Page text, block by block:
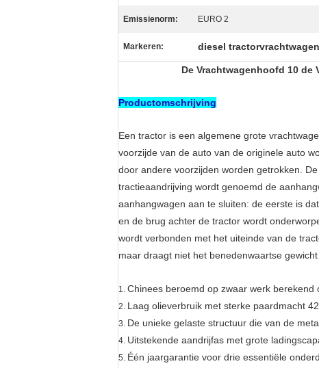
Emissienorm: EURO 2
Markeren: diesel tractorvrachtwagen
De Vrachtwagenhoofd 10 de
Productomschrijving
Een tractor is een algemene grote
voorzijde van de auto van de originele auto
door andere voorzijden worden getrokken.
tractieaandrijving wordt genoemd de
aanhangwagen aan te sluiten: de eerste is
en de brug achter de tractor wordt
wordt verbonden met het uiteinde van de
maar draagt niet het benedenwaartse
1. Chinees beroemd op zwaar werk berekend
2. Laag olieverbruik met sterke paardmacht
3. De unieke gelaste structuur die van de
4. Uitstekende aandrijfas met grote
5. Één jaargarantie voor drie essentiële